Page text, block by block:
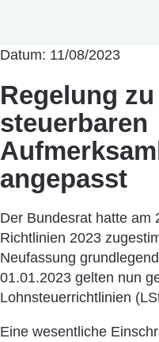
Datum: 11/08/2023
Regelung
steuerbaren
angepasst
Der Bundesrat hatte am
Richtlinien 2023
Neufassung
01.01.2023 gelten nun
Lohnsteuerrichtlinien
Eine wesentliche